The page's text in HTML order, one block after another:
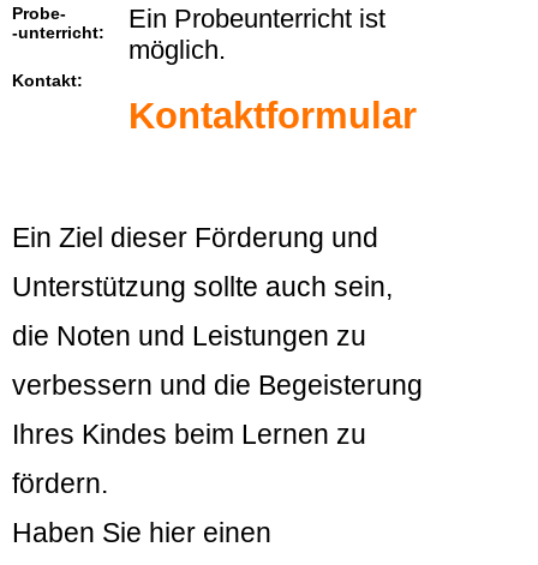
Probe-
-unterricht:
Ein Probeunterricht ist
möglich.
Kontakt:
Kontaktformular
Ein Ziel dieser Förderung und
Unterstützung sollte auch sein,
die Noten und Leistungen zu
verbessern und die Begeisterung
Ihres Kindes beim Lernen zu
fördern.
Haben Sie hier einen